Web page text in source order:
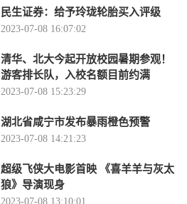
民生证券：给予玲珑轮胎买入评级
2023-07-08 16:07:02
清华、北大今起开放校园暑期参观！
游客排长队，入校名额目前约满
2023-07-08 15:23:29
湖北省咸宁市发布暴雨橙色预警
2023-07-08 14:21:23
超级飞侠大电影首映 《喜羊羊与灰太
狼》导演现身
2023-07-08 13:10:01